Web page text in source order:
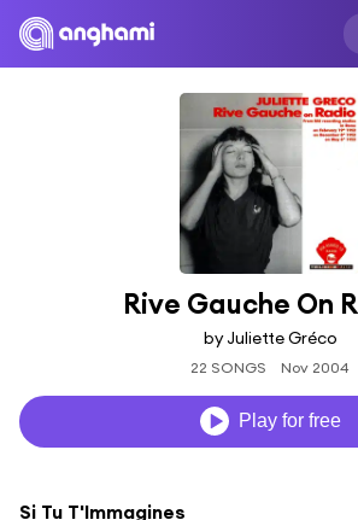
Rive Gauche On
by Juliette Gréco
22 SONGS Nov 2004
Play for free
Si Tu T'Immagines